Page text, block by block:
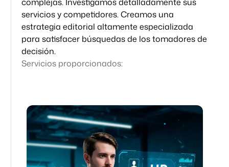
servicios y competidores. Creamos una
estrategia editorial altamente especializada
para satisfacer búsquedas de los tomadores de
decisión.
Servicios proporcionados: